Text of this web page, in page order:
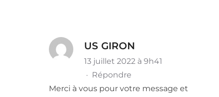
US GIRON
13 juillet 2022 à 9h41
· Répondre
Merci à vous pour votre message et